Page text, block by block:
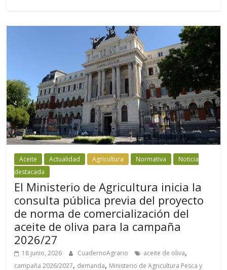
Aceite Actualidad Agricultura Normativa
Noticia
destacada
El Ministerio de Agricultura inicia la
consulta pública previa del proyecto
de norma de comercialización del
aceite de oliva para la campaña
2026/27
18 junio, 2026 CuadernoAgrario aceite de oliva,
campaña 2026/2027, demanda, Ministerio de Agricultura Pesca y